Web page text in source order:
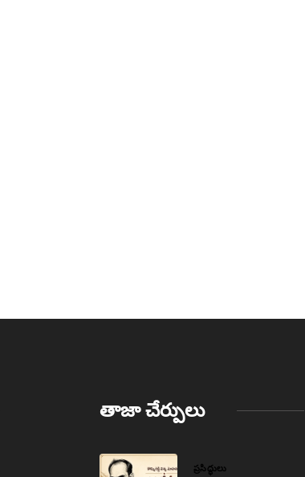
తాజా చేర్పులు
ప్రసిద్ధులు